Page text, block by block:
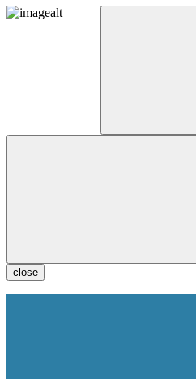
close